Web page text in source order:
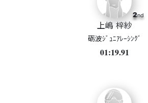
2nd
上嶋 梓紗
砺波ｼﾞｭﾆｱﾚｰｼﾝｸﾞ
01:19.91